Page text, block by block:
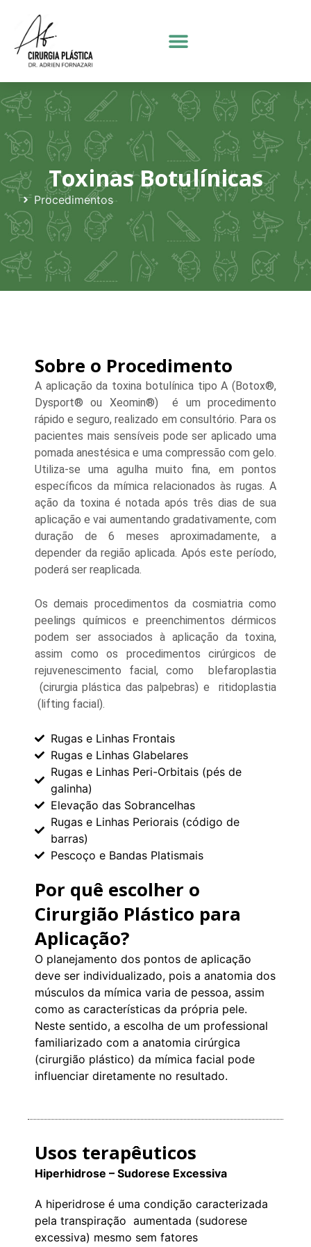
Toxinas Botulínicas
Procedimentos
Sobre o Procedimento
A aplicação da toxina botulínica tipo A (Botox®,
Dysport® ou Xeomin®)
é um procedimento
rápido e seguro, realizado em consultório. Para os
pacientes mais sensíveis pode ser aplicado uma
pomada anestésica e uma compressão com gelo.
Utiliza-se uma agulha muito fina, em pontos
específicos da mímica relacionados às rugas. A
ação da toxina é notada após três dias de sua
aplicação e vai aumentando gradativamente, com
duração de 6 meses aproximadamente, a
depender da região aplicada. Após este período,
poderá ser reaplicada.
Os demais procedimentos da cosmiatria como
peelings químicos e preenchimentos dérmicos
podem ser associados à aplicação da toxina,
assim como os procedimentos cirúrgicos de
rejuvenescimento facial, como blefaroplastia
(cirurgia plástica das palpebras) e ritidoplastia
(lifting facial).
Rugas e Linhas Frontais
Rugas e Linhas Glabelares
Rugas e Linhas Peri-Orbitais (pés de
galinha)
Elevação das Sobrancelhas
Rugas e Linhas Periorais (código de
barras)
Pescoço e Bandas Platismais
Por quê escolher o
Cirurgião Plástico para
Aplicação?
O planejamento dos pontos de aplicação
deve ser individualizado, pois a anatomia dos
músculos da mímica varia de pessoa, assim
como as características da própria pele.
Neste sentido, a escolha de um professional
familiarizado com a anatomia cirúrgica
(cirurgião plástico) da mímica facial pode
influenciar diretamente no resultado.
Usos terapêuticos
Hiperhidrose – Sudorese Excessiva
A hiperidrose é uma condição caracterizada
pela transpiração aumentada (sudorese
excessiva) mesmo sem fatores